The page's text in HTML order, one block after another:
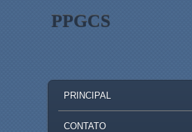
PPGCS
SKIP TO PRIMARY CONTENT
SKIP TO SECONDARY
PRINCIPAL
CONTATO